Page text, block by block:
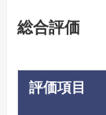
総合評価
評価項目